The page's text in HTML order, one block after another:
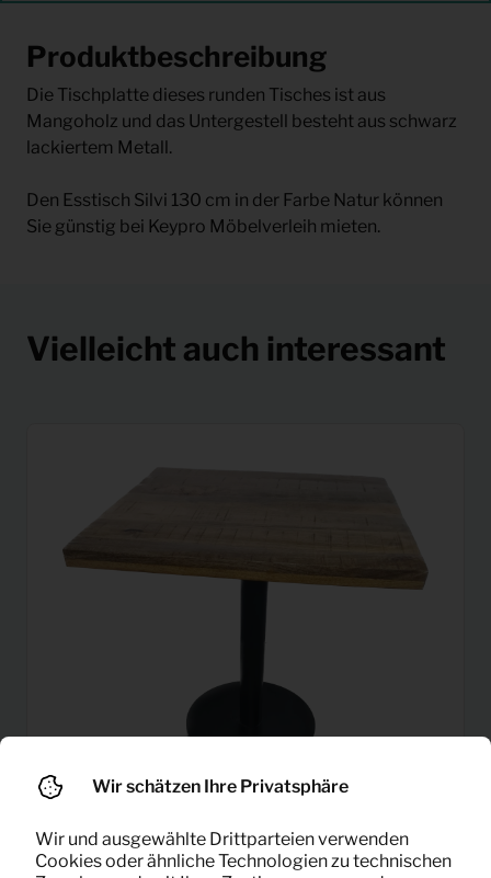
Produktbeschreibung
Die Tischplatte dieses runden Tisches ist aus
Mangoholz und das Untergestell besteht aus schwarz
lackiertem Metall.
Den Esstisch Silvi 130 cm in der Farbe Natur können
Sie günstig bei Keypro Möbelverleih mieten.
Vielleicht auch interessant
Esstisch Porta (70×70)
6,67
Wir schätzen Ihre Privatsphäre
Wir und ausgewählte Drittparteien verwenden
Cookies oder ähnliche Technologien zu technischen